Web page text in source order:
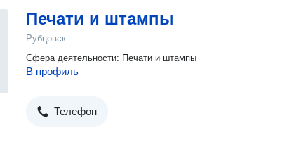
Печати и штампы
Рубцовск
Сфера деятельности: Печати и штампы
В профиль
Телефон